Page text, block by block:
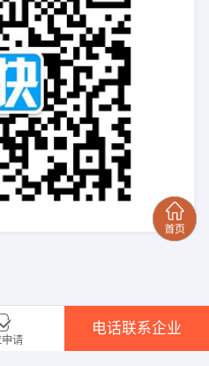
请
电话联系企业